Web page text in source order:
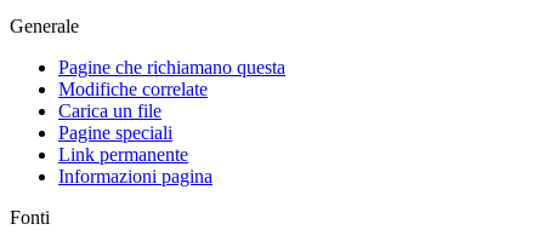
Generale
Pagine che richiamano questa
Modifiche correlate
Carica un file
Pagine speciali
Link permanente
Informazioni pagina
Fonti